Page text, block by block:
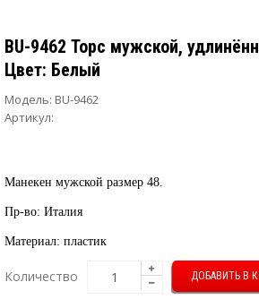
BU-9462 Торс мужской,
Цвет: Белый
Модель: BU-9462
Артикул:
Манекенмужскойразмер 48.
Пр-во: Италия
Материал: пластик
Количество